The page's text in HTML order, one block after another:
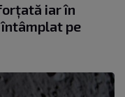
iar în
pe